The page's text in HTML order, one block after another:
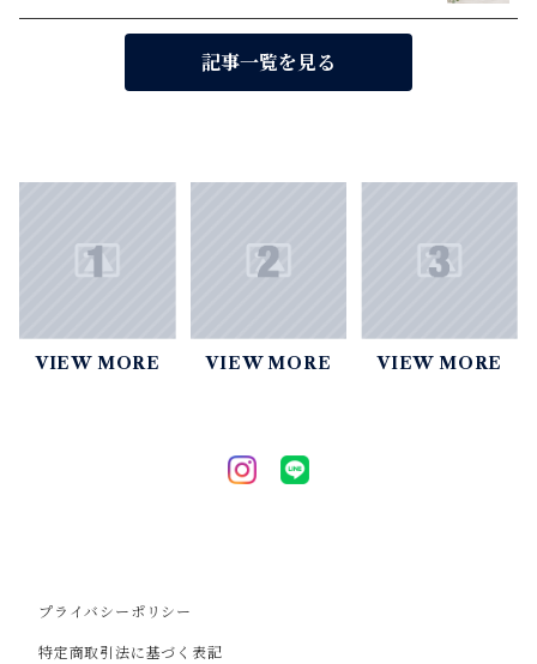
記事一覧を見る
VIEW MORE VIEW MORE VIEW MORE
プライバシーポリシー
特定商取引法に基づく表記